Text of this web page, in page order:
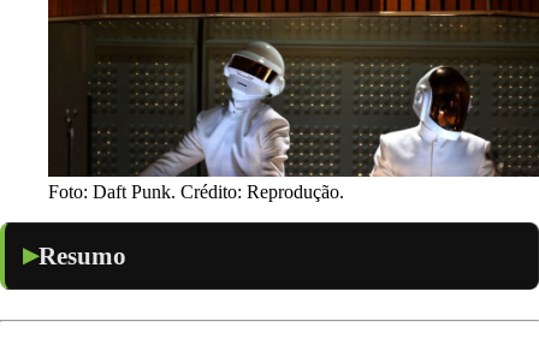
Foto: Daft Punk. Crédito: Reprodução.
Resumo